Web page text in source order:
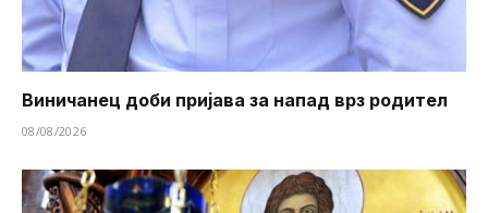
Виничанец доби пријава за напад врз родител
08/08/2026